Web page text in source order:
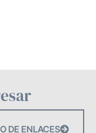
DE ENLACES